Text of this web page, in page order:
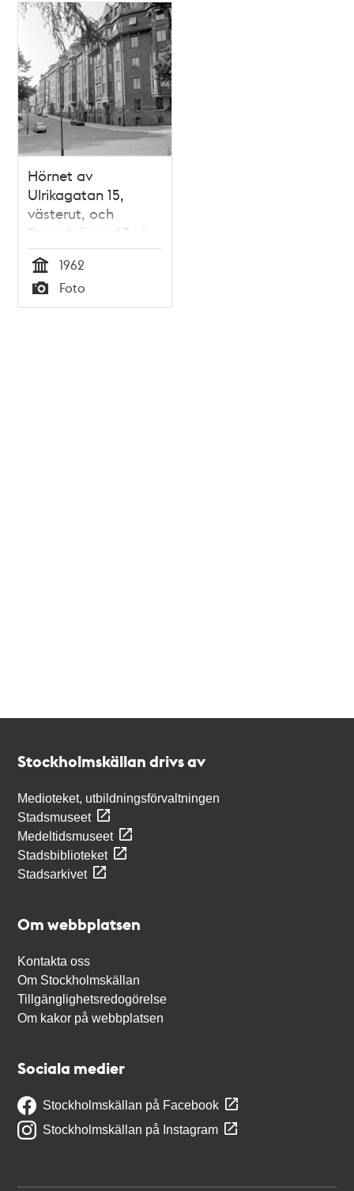
Hörnet av
Ulrikagatan 15,
västerut, och
Strandvägen 63 t.h.
Tid
1962
Typ
Foto
Stockholmskällan drivs av
Medioteket, utbildningsförvaltningen
Stadsmuseet
Medeltidsmuseet
Stadsbiblioteket
Stadsarkivet
Om webbplatsen
Kontakta oss
Om Stockholmskällan
Tillgänglighetsredogörelse
Om kakor på webbplatsen
Sociala medier
Stockholmskällan på Facebook
Stockholmskällan på Instagram